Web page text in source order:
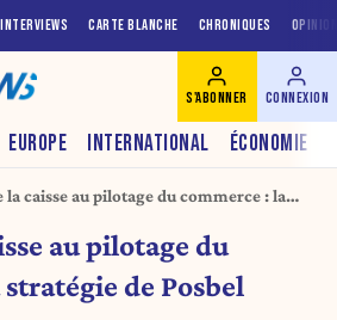
INTERVIEWS CARTE BLANCHE CHRONIQUES
EUROPE INTERNATIONAL ÉCONOMIE
S'ABONNER CONNEXION
la caisse au pilotage du commerce : la
au pilotage du
de Posbel